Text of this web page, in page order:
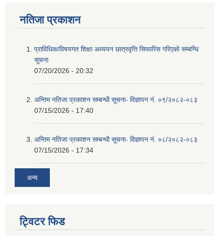
नतिजा प्रकाशन
प्राविधिक/विषयगत शिक्षा अध्ययन छात्रवृत्ति सिफारिस गरिएकाे सम्बन्धि
सूचना
07/20/2026 - 20:32
अन्तिम नतिजा प्रकाशन सम्बन्धी सूचना- विज्ञापन नं. ०९/२०८२-०८३
07/15/2026 - 17:40
अन्तिम नतिजा प्रकाशन सम्बन्धी सूचना- विज्ञापन नं. ०८/२०८२-०८३
07/15/2026 - 17:34
अन्य
ट्विटर फिड